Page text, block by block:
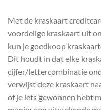
Met de kraskaart
voordelige kraskaart uit
kun je goedkoop
Dit houdt in dat elke
cijfer/lettercombinatie
verwijst deze kraskaart
of je iets gewonnen hebt